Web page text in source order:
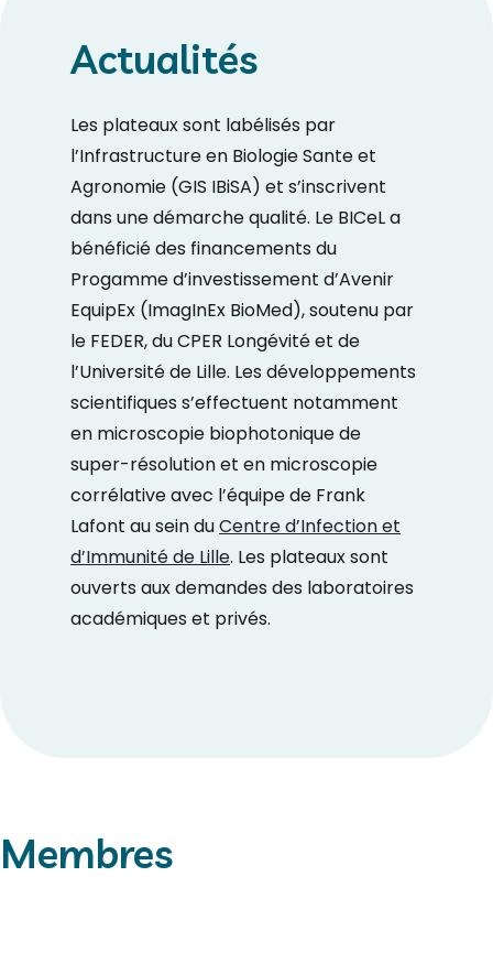
Actualités
Les plateaux sont labélisés par
l’Infrastructure en Biologie Sante et
Agronomie (GIS IBiSA) et s’inscrivent
dans une démarche qualité. Le BICeL a
bénéficié des financements du
Progamme d’investissement d’Avenir
EquipEx (ImagInEx BioMed), soutenu par
le FEDER, du CPER Longévité et de
l’Université de Lille. Les développements
scientifiques s’effectuent notamment
en microscopie biophotonique de
super-résolution et en microscopie
corrélative avec l’équipe de Frank
Lafont au sein duCentre d’Infection et
d’Immunité de Lille. Les plateaux sont
ouverts aux demandes des laboratoires
académiques et privés.
Membres